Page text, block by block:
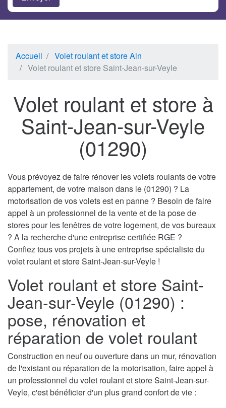
Accueil
Volet roulant et store Ain
Volet roulant et store Saint-Jean-sur-Veyle
Volet roulant et store à
Saint-Jean-sur-Veyle
(01290)
Vous prévoyez de faire rénover les volets roulants de votre
appartement, de votre maison dans le (01290) ? La
motorisation de vos volets est en panne ? Besoin de faire
appel à un professionnel de la vente et de la pose de
stores pour les fenêtres de votre logement, de vos bureaux
? A la recherche d'une entreprise certifiée RGE ?
Confiez tous vos projets à une entreprise spécialiste du
volet roulant et store Saint-Jean-sur-Veyle !
Volet roulant et store Saint-
Jean-sur-Veyle (01290) :
pose, rénovation et
réparation de volet roulant
Construction en neuf ou ouverture dans un mur, rénovation
de l'existant ou réparation de la motorisation, faire appel à
un professionnel du volet roulant et store Saint-Jean-sur-
Veyle, c'est bénéficier d'un plus grand confort de vie :